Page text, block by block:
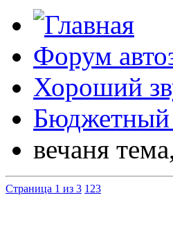
Форум
Хороший
Бюджетный
вечаня
Страница 1 из 3 1 23